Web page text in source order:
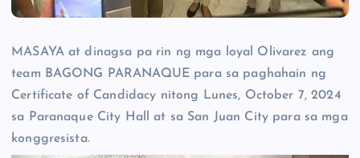
MASAYA at dinagsa pa rin ng mga loyal Olivarez ang
team BAGONG PARANAQUE para sa paghahain ng
Certificate of Candidacy nitong Lunes, October 7, 2024
sa Paranaque City Hall at sa San Juan City para sa mga
konggresista.